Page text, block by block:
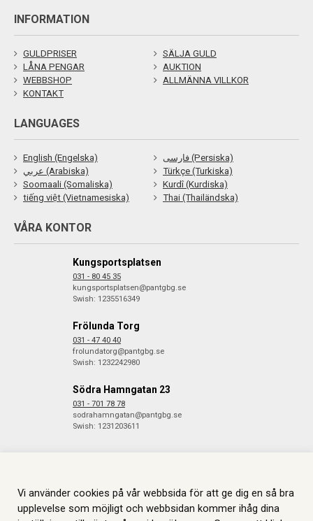
INFORMATION
GULDPRISER
SÄLJA GULD
LÅNA PENGAR
AUKTION
WEBBSHOP
ALLMÄNNA VILLKOR
KONTAKT
LANGUAGES
English (Engelska)
فارسی (Persiska)
عربي (Arabiska)
Türkçe (Turkiska)
Soomaali (Somaliska)
Kurdî (Kurdiska)
tiếng việt (Vietnamesiska)
Thai (Thailändska)
VÅRA KONTOR
Kungsportsplatsen
031 - 80 45 35
kungsportsplatsen@pantgbg.se
Swish: 1235516349
Frölunda Torg
031 - 47 40 40
frolundatorg@pantgbg.se
Swish: 1232242980
Södra Hamngatan 23
031 - 701 78 78
sodrahamngatan@pantgbg.se
Swish: 1231203611
© 2026 Göteborgs Pantbank. Alla rättigheter reserverade. Information
om Cookies.Skapas i samarbete medJGL.
Vi använder cookies på vår webbsida för att ge dig en så bra
upplevelse som möjligt och webbsidan kommer ihåg dina